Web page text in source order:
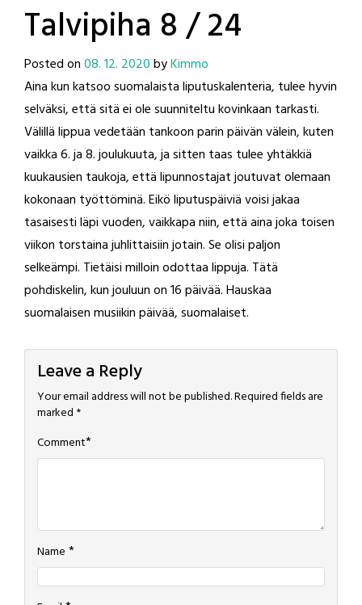
Talvipiha 8 / 24
Posted on08. 12. 2020byKimmo
Aina kun katsoo suomalaista liputuskalenteria, tulee hyvin
selväksi, että sitä ei ole suunniteltu kovinkaan tarkasti.
Välillä lippua vedetään tankoon parin päivän välein, kuten
vaikka 6. ja 8. joulukuuta, ja sitten taas tulee yhtäkkiä
kuukausien taukoja, että lipunnostajat joutuvat olemaan
kokonaan työttöminä. Eikö liputuspäiviä voisi jakaa
tasaisesti läpi vuoden, vaikkapa niin, että aina joka toisen
viikon torstaina juhlittaisiin jotain. Se olisi paljon
selkeämpi. Tietäisi milloin odottaa lippuja. Tätä
pohdiskelin, kun jouluun on 16 päivää. Hauskaa
suomalaisen musiikin päivää, suomalaiset.
Leave a Reply
Your email address will not be published.Required fields are
marked *
Comment*
Name *